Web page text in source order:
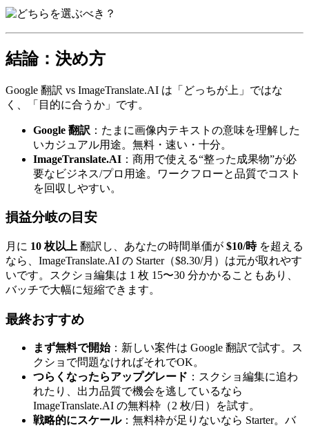
結論：決め方
Google 翻訳 vs ImageTranslate.AI は「どっちが上」ではな
く、「目的に合うか」です。
Google 翻訳 ：たまに画像内テキストの意味を理解した
いカジュアル用途。無料・速い・十分。
ImageTranslate.AI ：商用で使える“整った成果物”が必
要なビジネス/プロ用途。ワークフローと品質でコスト
を回収しやすい。
損益分岐の目安
月に 10 枚以上 翻訳し、あなたの時間単価が $10/時を超える
なら、ImageTranslate.AI の Starter（$8.30/月）は元が取れやす
いです。スクショ編集は 1 枚 15〜30 分かかることもあり、
バッチで大幅に短縮できます。
最終おすすめ
まず無料で開始：新しい案件は Google 翻訳で試す。ス
クショで問題なければそれでOK。
つらくなったらアップグレード ：スクショ編集に追わ
れたり、出力品質で機会を逃しているなら
ImageTranslate.AI の無料枠（2 枚/日）を試す。
戦略的にスケール：無料枠が足りないなら Starter。バ